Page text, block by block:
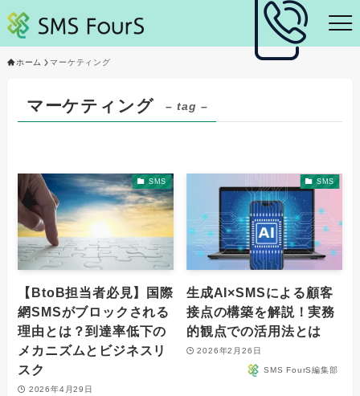
ホーム マーケティング
マーケティング – tag –
SMS
【BtoB担当者必見】国際
網SMSがブロックされる
理由とは？到達率低下の
メカニズムとビジネスリ
スク
2026年4月29日
SMS
生成AI×SMSによる顧客
接点の構築を解説！実務
的観点での活用法とは
2026年2月26日
SMS FourS編集部